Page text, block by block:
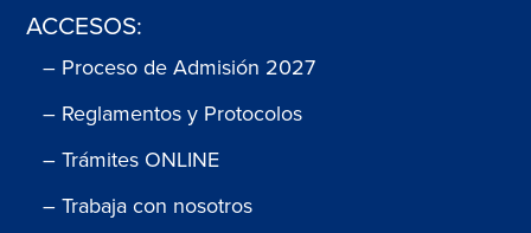
ACCESOS:
– Proceso de Admisión 2027
– Reglamentos y Protocolos
– Trámites ONLINE
– Trabaja con nosotros